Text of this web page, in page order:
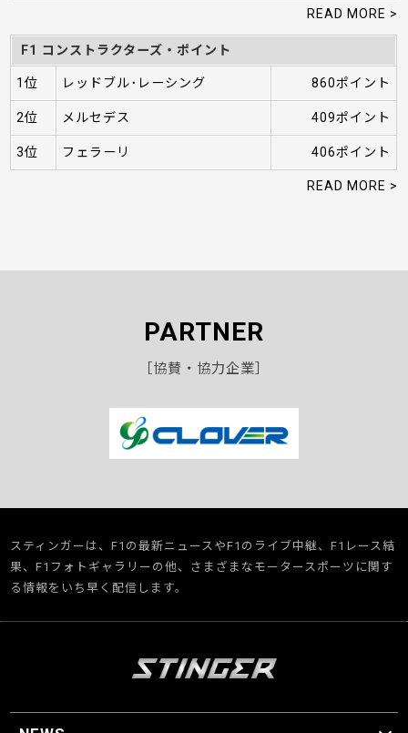
READ MORE >
F1 コンストラクターズ・ポイント
1位 レッドブル･レーシング 860ポイント
2位 メルセデス 409ポイント
3位 フェラーリ 406ポイント
READ MORE >
PARTNER
［協賛・協力企業］
スティンガーは、F1の最新ニュースやF1のライブ中継、F1レース結
果、F1フォトギャラリーの他、さまざまなモータースポーツに関す
る情報をいち早く配信します。